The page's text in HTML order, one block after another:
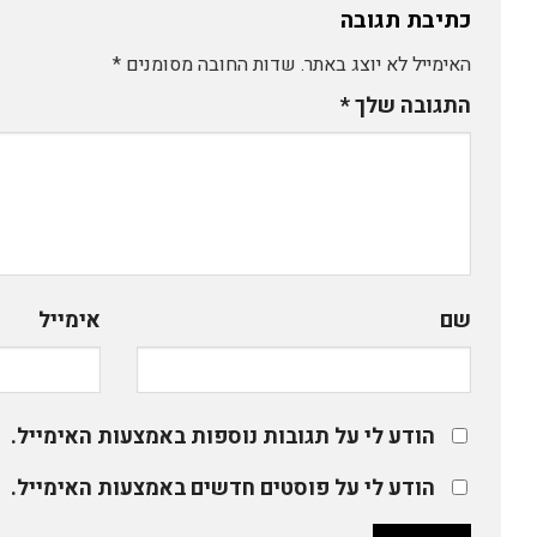
כתיבת תגובה
האימייל לא יוצג באתר. שדות החובה מסומנים *
התגובה שלך*
שם אימייל
הודע לי על תגובות נוספות באמצעות האימייל.
הודע לי על פוסטים חדשים באמצעות האימייל.